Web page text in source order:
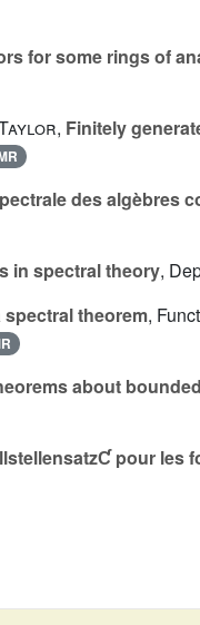
for some rings of
, Finitely
des algèbres
in spectral theory,
theorem,
about
pour les